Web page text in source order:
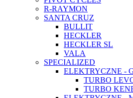
R-RAYMON
SANTA CRUZ
BULLIT
HECKLER
HECKLER SL
VALA
SPECIALIZED
ELEKTRYCZNE -
TURBO
TURBO